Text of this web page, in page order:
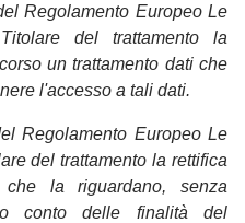
Regolamento Europeo Le
del trattamento la
un trattamento dati che
l'accesso a tali dati.
Regolamento Europeo Le
del trattamento la rettifica
la riguardano, senza
conto delle finalità del